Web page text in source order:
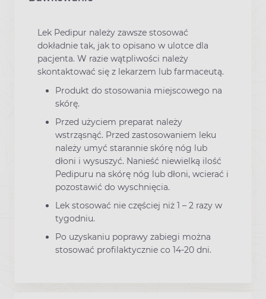
Lek Pedipur należy zawsze stosować
dokładnie tak, jak to opisano w ulotce dla
pacjenta. W razie wątpliwości należy
skontaktować się z lekarzem lub farmaceutą.
Produkt do stosowania miejscowego na
skórę.
Przed użyciem preparat należy
wstrząsnąć. Przed zastosowaniem leku
należy umyć starannie skórę nóg lub
dłoni i wysuszyć. Nanieść niewielką ilość
Pedipuru na skórę nóg lub dłoni, wcierać i
pozostawić do wyschnięcia.
Lek stosować nie częściej niż 1 – 2 razy w
tygodniu.
Po uzyskaniu poprawy zabiegi można
stosować profilaktycznie co 14-20 dni.